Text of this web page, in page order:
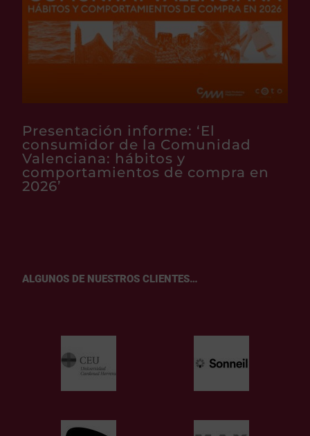
Presentación informe: ‘El
consumidor de la Comunidad
Valenciana: hábitos y
comportamientos de compra en
2026’
ALGUNOS DE NUESTROS CLIENTES…